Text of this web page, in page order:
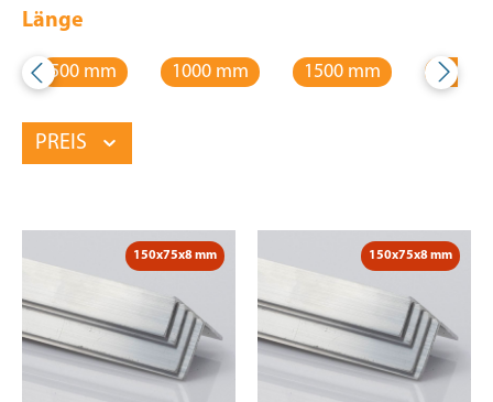
Länge
500 mm 1000 mm 1500 mm 2000
PREIS
150x75x8 mm 150x75x8 mm